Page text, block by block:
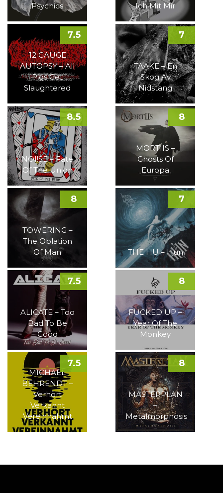
Psychics
Ich Mit Mir
12 GAUGE
AUTOPSY – All
Pigs Get
Slaughtered
7.5
TAAKE – En
Skog Av
Nidstang
7
NOI!SE – Fate
Of The Union
8.5
MORTIIS –
Ghosts Of
Europa
8
TOWERING –
The Oblation
Of Man
8
THE HU – Hun
7
ALICATE – Too
Bad To Be
Good
7.5
FUCKED UP –
Year Of The
Monkey
8
MICHAEL
BEHRENDT –
Verhört
Verkannt
Vereinnahmt
7.5
MASTERPLAN
–
Metalmorphosis
8